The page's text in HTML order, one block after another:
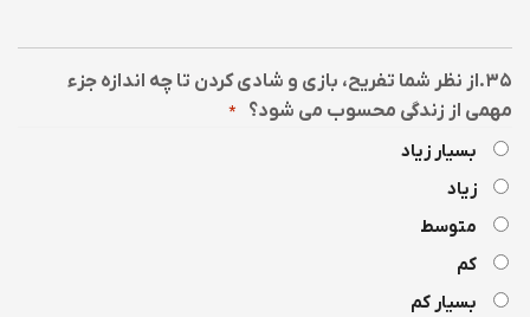
۳۵.از نظر شما تفریح، بازی و شادی کردن تا چه اندازه جزء
مهمی از زندگی محسوب می شود؟
*
بسیار زیاد
زیاد
متوسط
کم
بسیار کم